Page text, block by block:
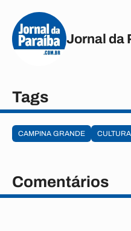
Jornal da
Tags
CAMPINA GRANDE CULTURA
Comentários